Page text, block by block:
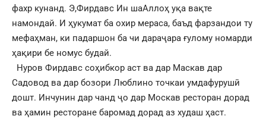
фахр кунанд. Э,Фирдавс Ин шаАллоҳ уқа вақте
намондай. И ҳукумат ба охир мераса, баъд фарзандои ту
мефаҳман, ки падаршон ба чи дараҷара ғулому номарди
ҳақири бе номус будай.
Нуров Фирдавс соҳибкор аст ва дар Маскав дар
Садовод ва дар бозори Люблино точкаи умдафурушӣ
дошт. Инчунин дар чанд ҷо дар Москав ресторан дорад
ва ҳамин ресторане баромад дорад аз худаш ҳаст.